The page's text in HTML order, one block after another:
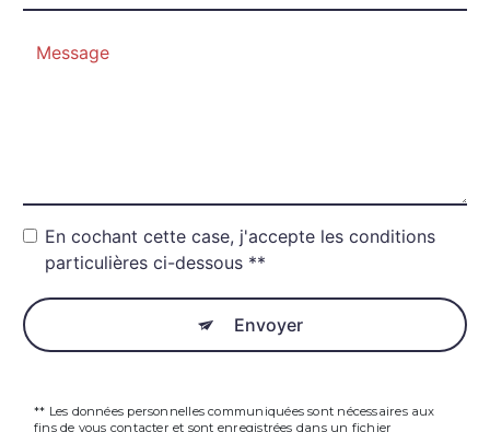
En cochant cette case, j'accepte les conditions
particulières ci-dessous **
Envoyer
** Les données personnelles communiquées sont nécessaires aux
fins de vous contacter et sont enregistrées dans un fichier